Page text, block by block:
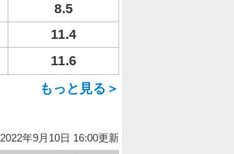
8.5
11.4
11.6
もっと見る＞
2022年9月10日 16:00更新